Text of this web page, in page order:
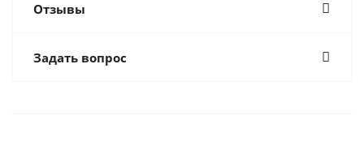
Отзывы
Задать вопрос